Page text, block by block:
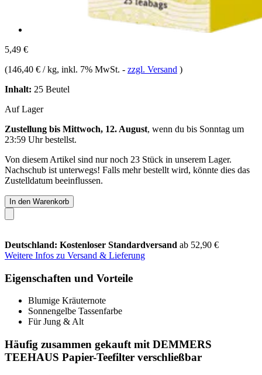
5,49 €
(146,40 € / kg, inkl. 7% MwSt. - zzgl. Versand )
Inhalt: 25 Beutel
Auf Lager
Zustellung bis Mittwoch, 12. August, wenn du bis Sonntag um
23:59 Uhrbestellst.
Von diesem Artikel sind nur noch 23 Stück in unserem Lager.
Nachschub ist unterwegs! Falls mehr bestellt wird, könnte dies das
Zustelldatum beeinflussen.
In den Warenkorb
Deutschland: Kostenloser Standardversand ab 52,90 €
Weitere Infos zu Versand & Lieferung
Eigenschaften und Vorteile
Blumige Kräuternote
Sonnengelbe Tassenfarbe
Für Jung & Alt
Häufig zusammen gekauft mit DEMMERS
TEEHAUS Papier-Teefilter verschließbar